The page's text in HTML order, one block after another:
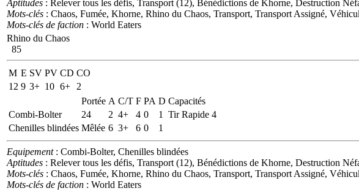
Aptitudes : Relever tous les défis, Transport (12), Bénédictions de Khorne, Destruction
Mots-clés : Chaos, Fumée, Khorne, Rhino du Chaos, Transport, Transport Assigné,
Mots-clés de faction : World Eaters
Rhino du Chaos
85
M E SV PV CD CO
12 9 3+ 10 6+
2
Portée A C/T F PA D Capacités
Combi-Bolter
24 2 4+ 4 0 1
Tir Rapide 4
Chenilles blindées Mêlée 6 3+ 6 0 1
Equipement: Combi-Bolter, Chenilles blindées
Aptitudes : Relever tous les défis, Transport (12), Bénédictions de Khorne, Destruction
Mots-clés : Chaos, Fumée, Khorne, Rhino du Chaos, Transport, Transport Assigné,
Mots-clés de faction : World Eaters